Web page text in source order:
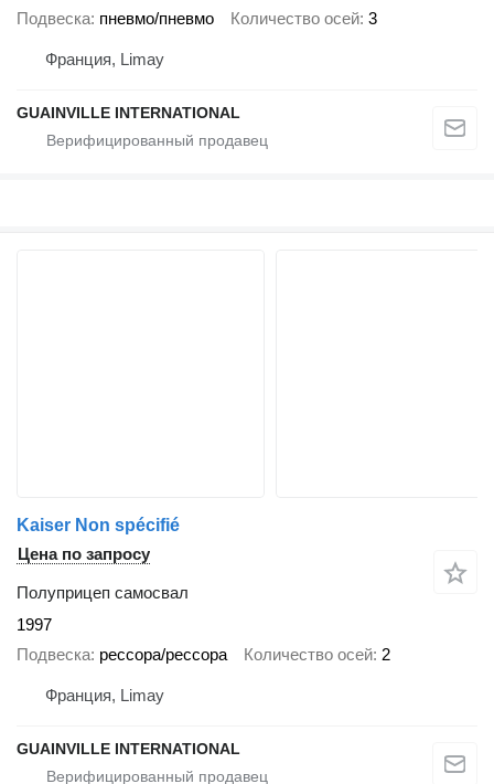
Подвеска пневмо/пневмо Количество осей 3
Франция, Limay
GUAINVILLE INTERNATIONAL
Kaiser Non spécifié
Цена по запросу
Полуприцеп самосвал
1997
Подвеска рессора/рессора Количество осей 2
Франция, Limay
GUAINVILLE INTERNATIONAL